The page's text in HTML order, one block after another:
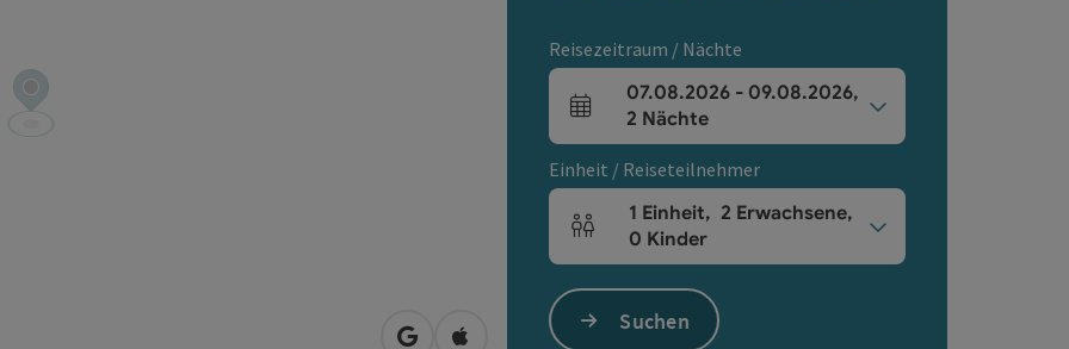
Reisezeitraum / Nächte
An- und Abreisefelder
07.08.2026- 09.08.2026,
2 Nächte
Einheit / Reiseteilnehmer
Einheitenanzahl und Personenfelder
1 Einheit, 2 Erwachsene,
0 Kinder
Suchen